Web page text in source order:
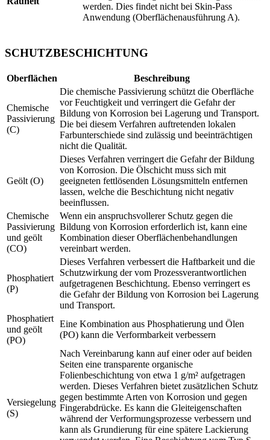
werden. Dies findet nicht bei Skin-Pass
Anwendung (Oberflächenausführung A).
SCHUTZBESCHICHTUNG
Oberflächen Beschreibung
Chemische
Passivierung
(C)
Die chemische Passivierung schützt die Oberfläche
vor Feuchtigkeit und verringert die Gefahr der
Bildung von Korrosion bei Lagerung und Transport.
Die bei diesem Verfahren auftretenden lokalen
Farbunterschiede sind zulässig und beeinträchtigen
nicht die Qualität.
Geölt (O)
Dieses Verfahren verringert die Gefahr der Bildung
von Korrosion. Die Ölschicht muss sich mit
geeigneten fettlösenden Lösungsmitteln entfernen
lassen, welche die Beschichtung nicht negativ
beeinflussen.
Chemische
Passivierung
und geölt
(CO)
Wenn ein anspruchsvollerer Schutz gegen die
Bildung von Korrosion erforderlich ist, kann eine
Kombination dieser Oberflächenbehandlungen
vereinbart werden.
Phosphatiert
(P)
Dieses Verfahren verbessert die Haftbarkeit und die
Schutzwirkung der vom Prozessverantwortlichen
aufgetragenen Beschichtung. Ebenso verringert es
die Gefahr der Bildung von Korrosion bei Lagerung
und Transport.
Phosphatiert
und geölt
(PO)
Eine Kombination aus Phosphatierung und Ölen
(PO) kann die Verformbarkeit verbessern
Versiegelung
(S)
Nach Vereinbarung kann auf einer oder auf beiden
Seiten eine transparente organische
Folienbeschichtung von etwa 1 g/m² aufgetragen
werden. Dieses Verfahren bietet zusätzlichen Schutz
gegen bestimmte Arten von Korrosion und gegen
Fingerabdrücke. Es kann die Gleiteigenschaften
während der Verformungsprozesse verbessern und
kann als Grundierung für eine spätere Lackierung